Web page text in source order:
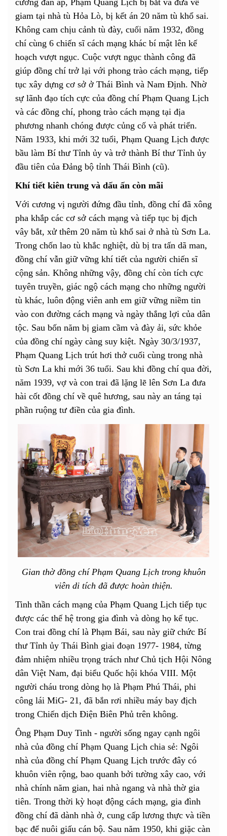
cường đàn áp, Phạm Quang Lịch bị bắt và đưa về
giam tại nhà tù Hỏa Lò, bị kết án 20 năm tù khổ sai.
Không cam chịu cảnh tù đày, cuối năm 1932, đồng
chí cùng 6 chiến sĩ cách mạng khác bí mật lên kế
hoạch vượt ngục. Cuộc vượt ngục thành công đã
giúp đồng chí trở lại với phong trào cách mạng, tiếp
tục xây dựng cơ sở ở Thái Bình và Nam Định. Nhờ
sự lãnh đạo tích cực của đồng chí Phạm Quang Lịch
và các đồng chí, phong trào cách mạng tại địa
phương nhanh chóng được củng cố và phát triển.
Năm 1933, khi mới 32 tuổi, Phạm Quang Lịch được
bầu làm Bí thư Tỉnh ủy và trở thành Bí thư Tỉnh ủy
đầu tiên của Đảng bộ tỉnh Thái Bình (cũ).
Khí tiết kiên trung và dấu ấn còn mãi
Với cương vị người đứng đầu tỉnh, đồng chí đã xông
pha khắp các cơ sở cách mạng và tiếp tục bị địch
vây bắt, xử thêm 20 năm tù khổ sai ở nhà tù Sơn La.
Trong chốn lao tù khắc nghiệt, dù bị tra tấn dã man,
đồng chí vẫn giữ vững khí tiết của người chiến sĩ
cộng sản. Không những vậy, đồng chí còn tích cực
tuyên truyền, giác ngộ cách mạng cho những người
tù khác, luôn động viên anh em giữ vững niềm tin
vào con đường cách mạng và ngày thắng lợi của dân
tộc. Sau bốn năm bị giam cầm và đày ải, sức khỏe
của đồng chí ngày càng suy kiệt. Ngày 30/3/1937,
Phạm Quang Lịch trút hơi thở cuối cùng trong nhà
tù Sơn La khi mới 36 tuổi. Sau khi đồng chí qua đời,
năm 1939, vợ và con trai đã lặng lẽ lên Sơn La đưa
hài cốt đồng chí về quê hương, sau này an táng tại
phần ruộng tư điền của gia đình.
Gian thờ đồng chí Phạm Quang Lịch trong khuôn
viên di tích đã được hoàn thiện.
Tinh thần cách mạng của Phạm Quang Lịch tiếp tục
được các thế hệ trong gia đình và dòng họ kế tục.
Con trai đồng chí là Phạm Bái, sau này giữ chức Bí
thư Tỉnh ủy Thái Bình giai đoạn 1977- 1984, từng
đảm nhiệm nhiều trọng trách như Chủ tịch Hội Nông
dân Việt Nam, đại biểu Quốc hội khóa VIII. Một
người cháu trong dòng họ là Phạm Phú Thái, phi
công lái MiG- 21, đã bắn rơi nhiều máy bay địch
trong Chiến dịch Điện Biên Phủ trên không.
Ông Phạm Duy Tinh - người sống ngay cạnh ngôi
nhà của đồng chí Phạm Quang Lịch chia sẻ: Ngôi
nhà của đồng chí Phạm Quang Lịch trước đây có
khuôn viên rộng, bao quanh bởi tường xây cao, với
nhà chính năm gian, hai nhà ngang và nhà thờ gia
tiên. Trong thời kỳ hoạt động cách mạng, gia đình
đồng chí đã dành nhà ở, cung cấp lương thực và tiền
bạc để nuôi giấu cán bộ. Sau năm 1950, khi giặc càn